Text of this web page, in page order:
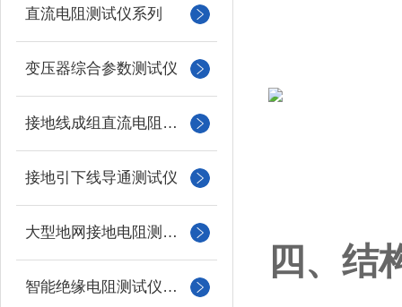
直流电阻测试仪系列
变压器综合参数测试仪
接地线成组直流电阻测试仪
接地引下线导通测试仪
大型地网接地电阻测试仪
智能绝缘电阻测试仪（兆欧表）
四、结